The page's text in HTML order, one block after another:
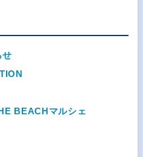
せ
BEACHマルシェ